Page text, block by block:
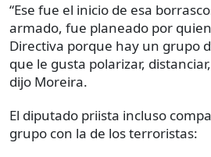
“Ese fue el inicio de esa
armado, fue planeado por
Directiva porque hay un grupo
que le gusta polarizar,
dijo Moreira.
El diputado priista incluso
grupo con la de los terroristas: